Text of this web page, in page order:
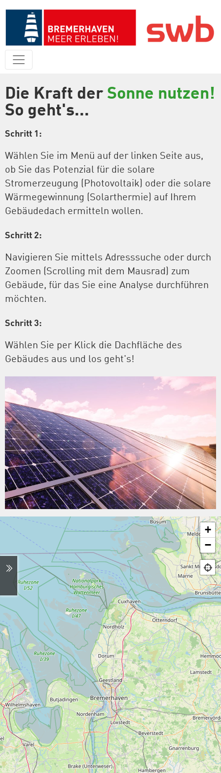
Die Kraft der Sonne nutzen!
So geht's...
Schritt 1:
Wählen Sie im Menü auf der linken Seite aus,
ob Sie das Potenzial für die solare
Stromerzeugung (Photovoltaik) oder die solare
Wärmegewinnung (Solarthermie) auf Ihrem
Gebäudedach ermitteln wollen.
Schritt 2:
Navigieren Sie mittels Adresssuche oder durch
Zoomen (Scrolling mit dem Mausrad) zum
Gebäude, für das Sie eine Analyse durchführen
möchten.
Schritt 3:
Wählen Sie per Klick die Dachfläche des
Gebäudes aus und los geht's!